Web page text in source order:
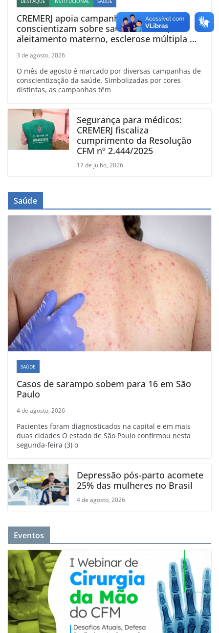
CREMERJ apoia campanhas de agosto que
conscientizam sobre saúde vascular,
aleitamento materno, esclerose múltipla e
3 de agosto, 2026
O mês de agosto é marcado por diversas campanhas de
conscientização da saúde. Simbolizadas por cores
distintas, as campanhas têm
Segurança para médicos:
CREMERJ fiscaliza
cumprimento da Resolução
CFM nº 2.444/2025
17 de julho, 2026
Saúde
SAÚDE
Casos de sarampo sobem para 16 em São
Paulo
4 de agosto, 2026
Pacientes foram diagnosticados na capital e em mais
duas cidades O estado de São Paulo confirmou nesta
segunda-feira (3) o
Depressão pós-parto acomete
25% das mulheres no Brasil
4 de agosto, 2026
Eventos